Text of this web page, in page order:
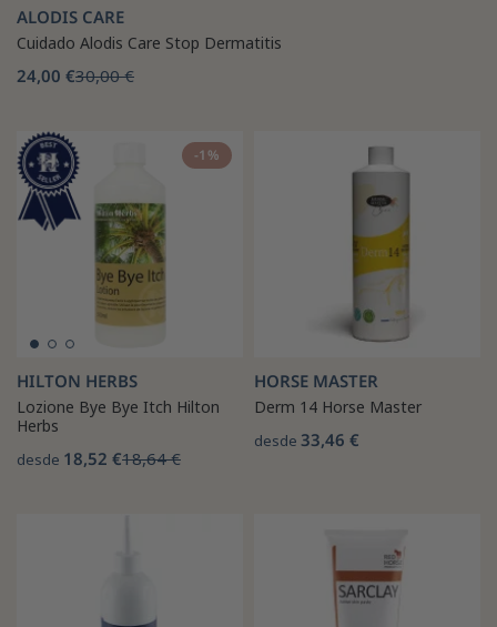
ALODIS CARE
Cuidado Alodis Care Stop Dermatitis
24,00 €30,00 €
-1%
HILTON HERBS
Lozione Bye Bye Itch Hilton
Herbs
desde 18,52 €18,64 €
HORSE MASTER
Derm 14 Horse Master
desde 33,46 €